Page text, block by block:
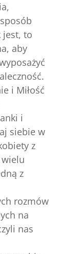
jest, to
aby
i Miłość
i
siebie w
z
z
rozmów
na
nas